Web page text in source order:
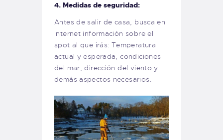
4. Medidas de seguridad:
Antes de salir de casa, busca en
Internet información sobre el
spot al que irás: Temperatura
actual y esperada, condiciones
del mar, dirección del viento y
demás aspectos necesarios.